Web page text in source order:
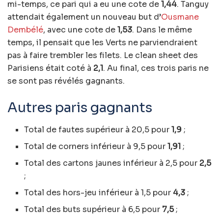
mi-temps, ce pari qui a eu une cote de1,44. Tanguy
attendait également un nouveau but d’Ousmane
Dembélé, avec une cote de1,53. Dans le même
temps, il pensait que les Verts ne parviendraient
pas à faire trembler les filets. Le clean sheet des
Parisiens était coté à 2,1. Au final, ces trois paris ne
se sont pas révélés gagnants.
Autres paris gagnants
Total de fautes supérieur à 20,5 pour1,9;
Total de corners inférieur à 9,5 pour1,91;
Total des cartons jaunes inférieur à 2,5 pour 2,5
;
Total des hors-jeu inférieur à 1,5 pour 4,3;
Total des buts supérieur à 6,5 pour 7,5;